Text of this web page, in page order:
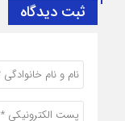
ثبت دیدگاه